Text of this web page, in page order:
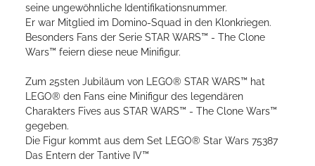
seine ungewöhnliche Identifikationsnummer.
Er war Mitglied im Domino-Squad in den Klonkriegen.
Besonders Fans der Serie STAR WARS™ - The Clone
Wars™ feiern diese neue Minifigur.
Zum 25sten Jubiläum von LEGO® STAR WARS™ hat
LEGO® den Fans eine Minifigur des legendären
Charakters Fives aus STAR WARS™ - The Clone Wars™
gegeben.
Die Figur kommt aus dem Set LEGO® Star Wars 75387
Das Entern der Tantive IV™